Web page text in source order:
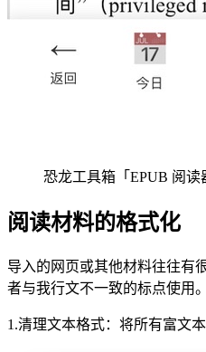
恐龙工具箱「EPUB 阅读
阅读材料的格式化
导入的网页或其他材料往往有
者与我行文不一致的标点使用。
1.清理文本格式：将所有富文